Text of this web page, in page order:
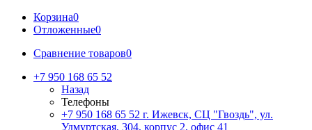
Корзина0
Отложенные0
Сравнение товаров0
+7 950 168 65 52
Назад
Телефоны
+7 950 168 65 52 г. Ижевск, СЦ "Гвоздь", ул.
Удмуртская, 304, корпус 2, офис 41